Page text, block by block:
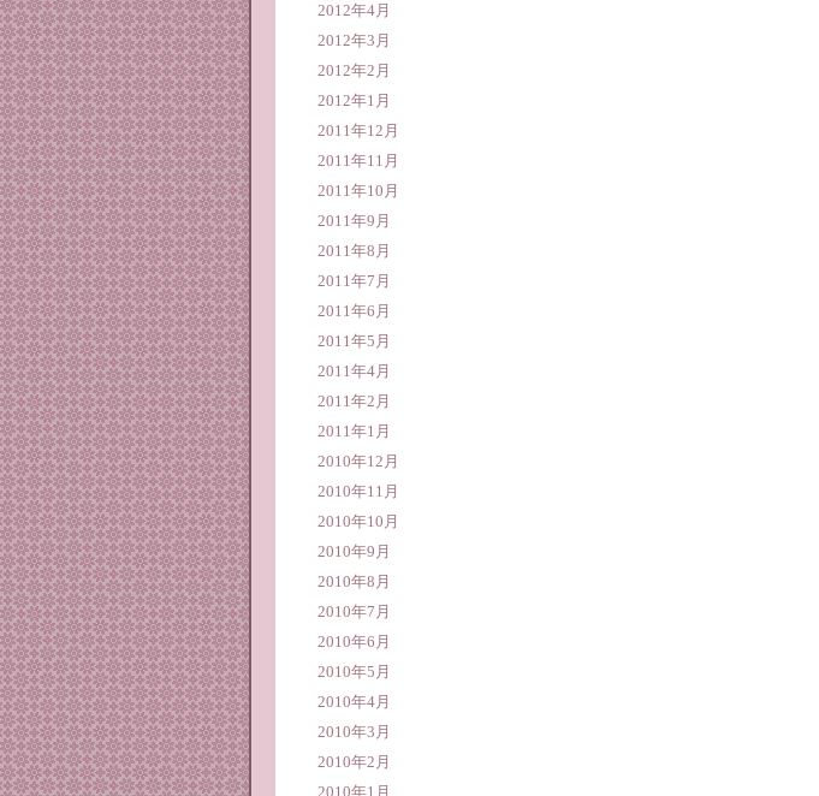
2012年4月
2012年3月
2012年2月
2012年1月
2011年12月
2011年11月
2011年10月
2011年9月
2011年8月
2011年7月
2011年6月
2011年5月
2011年4月
2011年2月
2011年1月
2010年12月
2010年11月
2010年10月
2010年9月
2010年8月
2010年7月
2010年6月
2010年5月
2010年4月
2010年3月
2010年2月
2010年1月